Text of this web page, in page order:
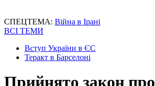
СПЕЦТЕМА: Війна в Ірані
ВСІ ТЕМИ
Вступ України в ЄС
Теракт в Барселоні
Прийнято закон про